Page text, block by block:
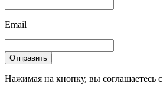
Email
Отправить
Нажимая на кнопку, вы соглашаетесь с